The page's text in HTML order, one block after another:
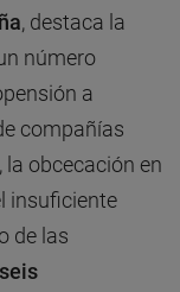
, destaca la
número
a
compañías
la obcecación en
insuficiente
de las
seis